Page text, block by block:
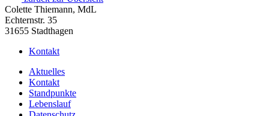
Colette Thiemann, MdL
Echternstr. 35
31655 Stadthagen
Kontakt
Aktuelles
Kontakt
Standpunkte
Lebenslauf